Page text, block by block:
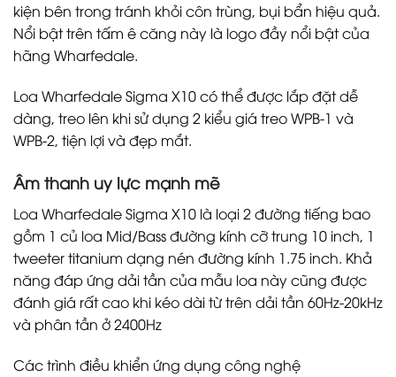
kiện bên trong tránh khỏi côn trùng, bụi bẩn hiệu quả.
Nổi bật trên tấm ê căng này là logo đầy nổi bật của
hãng Wharfedale.
Loa Wharfedale Sigma X10 có thể được lắp đặt dễ
dàng, treo lên khi sử dụng 2 kiểu giá treo WPB-1 và
WPB-2, tiện lợi và đẹp mắt.
Âm thanh uy lực mạnh mẽ
Loa Wharfedale Sigma X10 là loại 2 đường tiếng bao
gồm 1 củ loa Mid/Bass đường kính cỡ trung 10 inch, 1
tweeter titanium dạng nén đường kính 1.75 inch. Khả
năng đáp ứng dải tần của mẫu loa này cũng được
đánh giá rất cao khi kéo dài từ trên dải tần 60Hz-20kHz
và phân tần ở 2400Hz
Các trình điều khiển ứng dụng công nghệ